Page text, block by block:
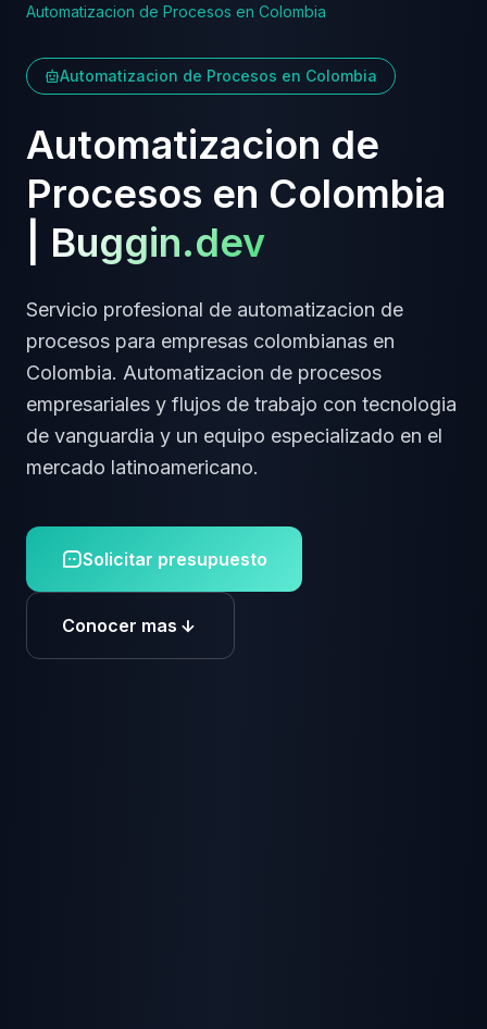
Automatizacion de Procesos en Colombia
Automatizacion de Procesos en Colombia
Automatizacion de
Procesos en Colombia
Buggin.dev
Servicio profesional de automatizacion de
procesos para empresas colombianas en
Colombia. Automatizacion de procesos
empresariales y flujos de trabajo con tecnologia
de vanguardia y un equipo especializado en el
mercado latinoamericano.
Solicitar presupuesto
Conocer mas